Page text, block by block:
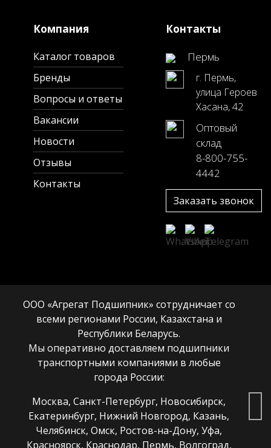
Компания
Каталог товаров
Бренды
Вопросы и ответы
Вакансии
Новости
Отзывы
Контакты
Контакты
Пермь
г. Пермь,
улица Героев
Хасана, 42
Оптовый
склад
8-800-755-
4442
Заказать звонок
ООО «Агрегат Подшипник» сотрудничает со
всеми регионами России, Казахстана и
Республики Беларусь.
Мы оперативно доставляем подшипники
транспортными компаниями в любые
города России:
Москва, Санкт-Петербург, Новосибирск,
Екатеринбург, Нижний Новгород, Казань,
Челябинск, Омск, Ростов-на-Дону, Уфа,
Красноярск, Краснодар, Пермь, Волгоград,